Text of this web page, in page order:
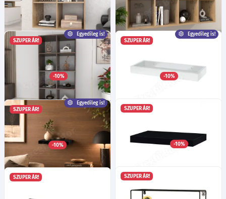
Egyedileg is!
Emese 2x2 Falipolc
Több mint 40 féle szín!
-10%
17 020 -tól
Egyedileg is!
Egyedileg is!
Több mint 40 féle szín!
-10%
18 100
SZUPER ÁR!
Egyedileg is!
Emese 2x4 Falipolc
Egyedileg is!
Több mint 40 féle szín!
-10%
30 970 Ft-tól
SZUPER ÁR!
Sz:40 Mé:15cm
-10%
4 145
SZUPER ÁR!
SZUPER ÁR!
SZUPER ÁR!
SZUPER ÁR!